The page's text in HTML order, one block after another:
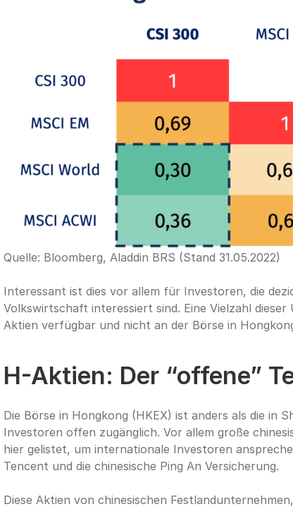
Quelle: Bloomberg, Aladdin BRS (Stand 31.05.2022)
Interessant ist dies vor allem für Investoren, die
Volkswirtschaft interessiert sind. Eine Vielzahl
Aktien verfügbar und nicht an der Börse in
H-Aktien: Der “offene”
Die Börse in Hongkong (HKEX) ist anders als die in
Investoren offen zugänglich. Vor allem große
hier gelistet, um internationale Investoren
Tencent und die chinesische Ping An Versicherung.
Diese Aktien von chinesischen